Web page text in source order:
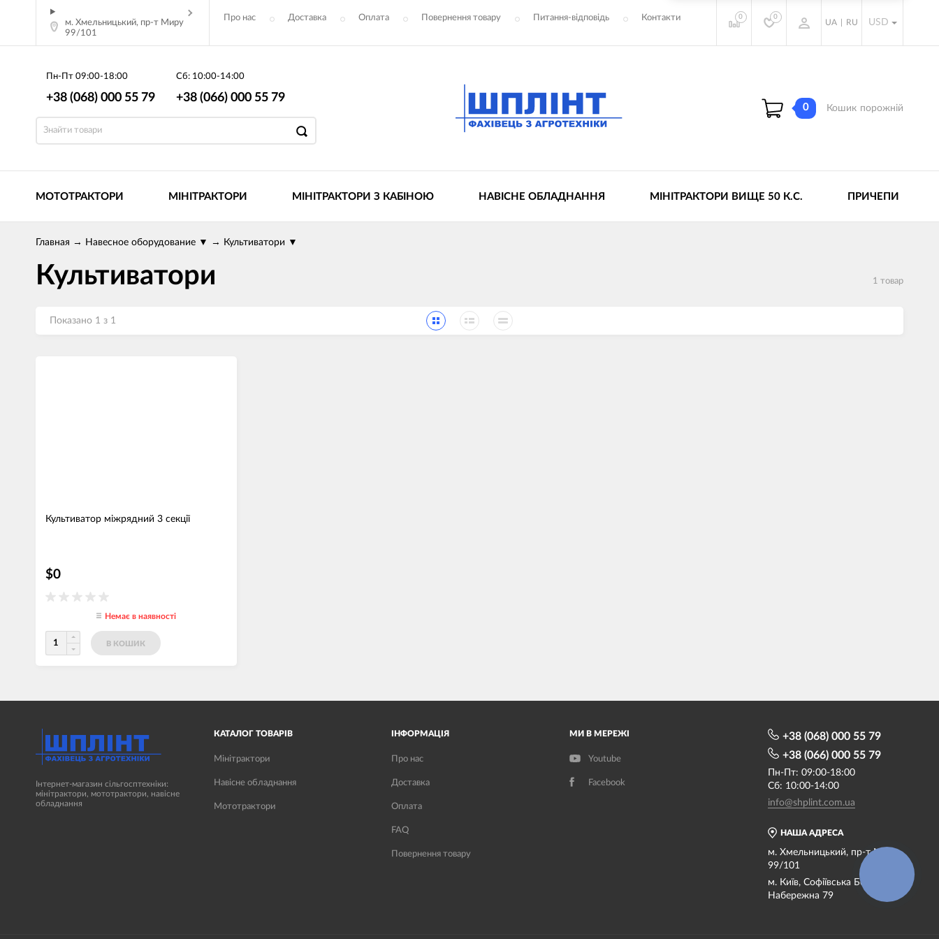
м. Хмельницький, пр-т Миру
99/101
Про нас Доставка Оплата Повернення товару Питання-відповідь Контакти 0 0
UA RU USD
Пн-Пт 09:00-18:00
+38 (068) 000 55 79
Сб: 10:00-14:00
+38 (066) 000 55 79
0 Кошик порожній
МОТОТРАКТОРИ МІНІТРАКТОРИ МІНІТРАКТОРИ З КАБІНОЮ НАВІСНЕ ОБЛАДНАННЯ МІНІТРАКТОРИ ВИЩЕ 50 К.С. ПРИЧЕПИ
Главная → Навесное оборудование ▼ → Культиватори ▼
Культиватори 1 товар
Показано 1 з 1
Культиватор міжрядний 3 секції
$0
Немає в наявності
В КОШИК
Інтернет-магазин сільгосптехніки:
мінітрактори, мототрактори, навісне
обладнання
КАТАЛОГ ТОВАРІВ
Мінітрактори
Навісне обладнання
Мототрактори
ІНФОРМАЦІЯ
Про нас
Доставка
Оплата
FAQ
Повернення товару
МИ В МЕРЕЖІ
Youtube
Facebook
НАША АДРЕСА
м. Хмельницький, пр-т Миру
99/101
м. Київ, Софіївська Борщагівка,
Набережна 79
+38 (068) 000 55 79
+38 (066) 000 55 79
Пн-Пт: 09:00-18:00
Сб: 10:00-14:00
info@shplint.com.ua